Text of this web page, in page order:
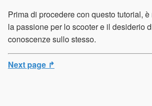
Prima di procedere con questo tutorial,
la passione per lo scooter e il desiderio
conoscenze sullo stesso.
Next page ↱